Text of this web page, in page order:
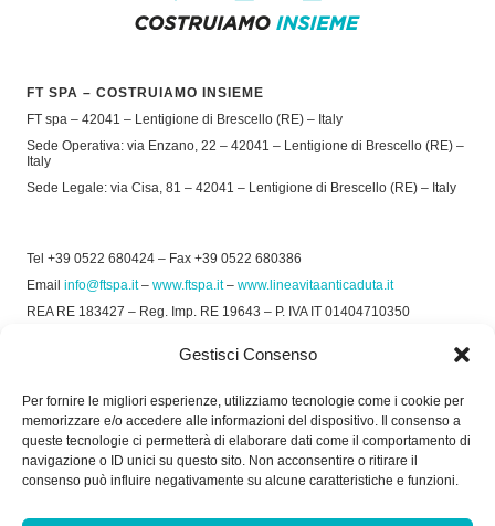
Gestisci Consenso
Per fornire le migliori esperienze, utilizziamo tecnologie come i cookie per
memorizzare e/o accedere alle informazioni del dispositivo. Il consenso a
queste tecnologie ci permetterà di elaborare dati come il comportamento di
navigazione o ID unici su questo sito. Non acconsentire o ritirare il
consenso può influire negativamente su alcune caratteristiche e funzioni.
FT SPA – COSTRUIAMO INSIEME
FT spa – 42041 – Lentigione di Brescello (RE) – Italy
Sede Operativa: via Enzano, 22 – 42041 – Lentigione di Brescello (RE) –
Italy
Sede Legale: via Cisa, 81 – 42041 – Lentigione di Brescello (RE) – Italy
Tel +39 0522 680424 – Fax +39 0522 680386
Email info@ftspa.it– www.ftspa.it– www.lineavitaanticaduta.it
REA RE 183427 – Reg. Imp. RE 19643 – P. IVA IT 01404710350
Privacy Policy–Cookie Policy
SOCIAL